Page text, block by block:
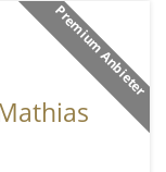
Premium Anbieter